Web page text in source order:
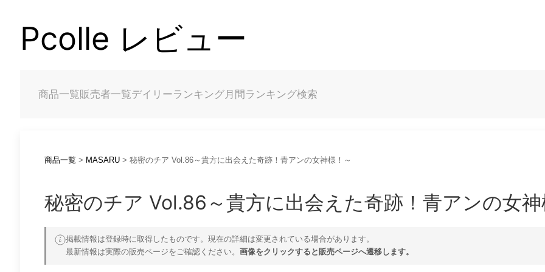
Pcolle レビュー
商品一覧販売者一覧デイリーランキング月間ランキング検索
商品一覧 > MASARU > 秘密のチア Vol.86～貴方に出会えた奇跡！青アンの女神様！～
秘密のチア Vol.86～貴方に出会えた奇跡！青アンの女
掲載情報は登録時に取得したものです。現在の詳細は変更されている場合があります。
最新情報は実際の販売ページをご確認ください。 画像をクリックすると販売ページへ遷移します。